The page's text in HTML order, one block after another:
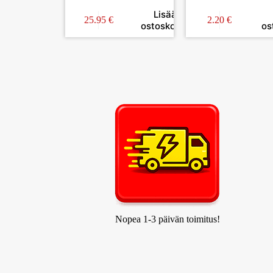
SÄÄDETTÄVÄ 75-
25.95 €
Lisää
ostoskoriin
2KPL
2.20€
Nopea 1-3 päivän toimitus!